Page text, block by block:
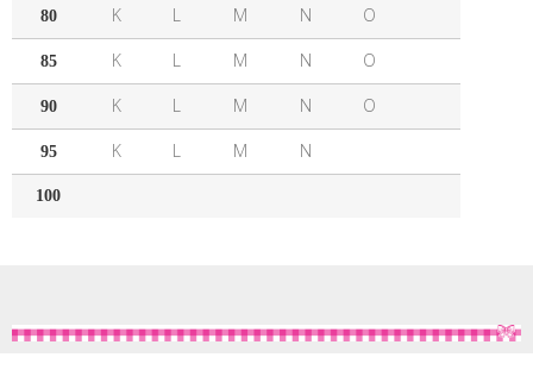
80 K L M N O
85 K L M N O
90 K L M N O
95 K L M N
100